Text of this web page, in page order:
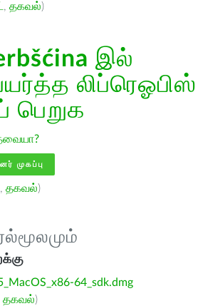
, தகவல்)
இல்
லிப்ரெஓபிஸ்
பெறுக
முகப்பு
, தகவல்)
64_sdk.dmg
தகவல்)